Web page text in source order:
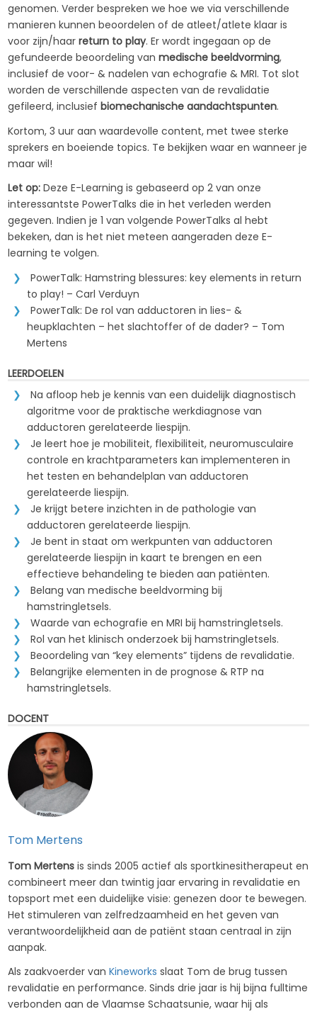
genomen. Verder bespreken we hoe we via verschillende
manieren kunnen beoordelen of de atleet/atlete klaar is
voor zijn/haarreturn to play. Er wordt ingegaan op de
gefundeerde beoordeling vanmedische beeldvorming,
inclusief de voor- & nadelen van echografie & MRI. Tot slot
worden de verschillende aspecten van de revalidatie
gefileerd, inclusiefbiomechanische aandachtspunten.
Kortom, 3 uur aan waardevolle content, met twee sterke
sprekers en boeiende topics. Te bekijken waar en wanneer je
maar wil!
Let op: Deze E-Learning is gebaseerd op 2 van onze
interessantste PowerTalks die in het verleden werden
gegeven. Indien je 1 van volgende PowerTalks al hebt
bekeken, dan is het niet meteen aangeraden deze E-
learning te volgen.
PowerTalk: Hamstring blessures: key elements in return
to play! – Carl Verduyn
PowerTalk: De rol van adductoren in lies- &
heupklachten – het slachtoffer of de dader? – Tom
Mertens
LEERDOELEN
Na afloop heb je kennis van een duidelijk diagnostisch
algoritme voor de praktische werkdiagnose van
adductoren gerelateerde liespijn.
Je leert hoe je mobiliteit, flexibiliteit, neuromusculaire
controle en krachtparameters kan implementeren in
het testen en behandelplan van adductoren
gerelateerde liespijn.
Je krijgt betere inzichten in de pathologie van
adductoren gerelateerde liespijn.
Je bent in staat om werkpunten van adductoren
gerelateerde liespijn in kaart te brengen en een
effectieve behandeling te bieden aan patiënten.
Belang van medische beeldvorming bij
hamstringletsels.
Waarde van echografie en MRI bij hamstringletsels.
Rol van het klinisch onderzoek bij hamstringletsels.
Beoordeling van “key elements” tijdens de revalidatie.
Belangrijke elementen in de prognose & RTP na
hamstringletsels.
DOCENT
Tom Mertens
Tom Mertens is sinds 2005 actief als sportkinesitherapeut en
combineert meer dan twintig jaar ervaring in revalidatie en
topsport met een duidelijke visie: genezen door te bewegen.
Het stimuleren van zelfredzaamheid en het geven van
verantwoordelijkheid aan de patiënt staan centraal in zijn
aanpak.
Als zaakvoerder vanKineworks slaat Tom de brug tussen
revalidatie en performance. Sinds drie jaar is hij bijna fulltime
verbonden aan de Vlaamse Schaatsunie, waar hij als